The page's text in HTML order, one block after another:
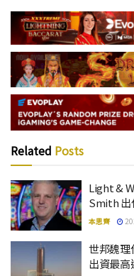
Related Posts
Light &
Smith 出
本思齊
世邦魏理
出資最高